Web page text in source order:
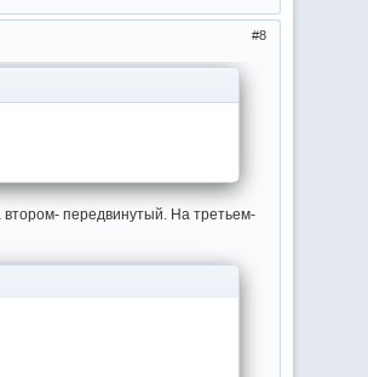
8
втором- передвинутый. На третьем-